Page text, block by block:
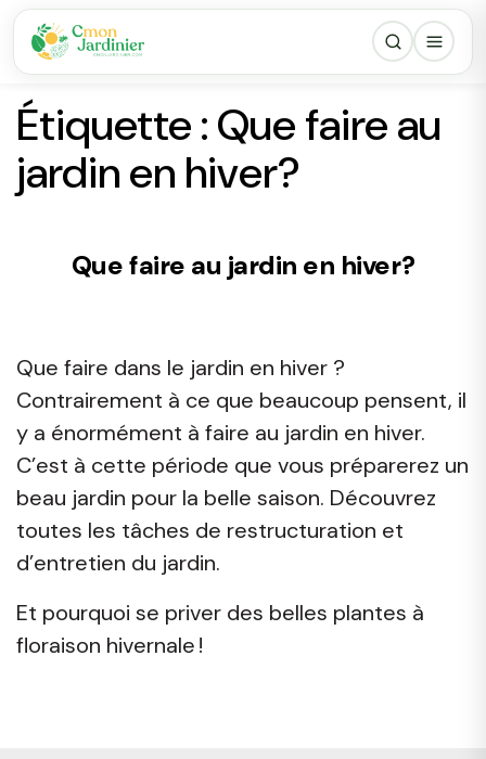
Étiquette :Que faire au
jardin en hiver?
Que faire au jardin en hiver?
Que faire dans le jardin en hiver ?
Contrairement à ce que beaucoup pensent, il
y a énormément à faire au jardin en hiver.
C’est à cette période que vous préparerez un
beau jardin pour la belle saison. Découvrez
toutes les tâches de restructuration et
d’entretien du jardin.
Et pourquoi se priver des belles plantes à
floraison hivernale !